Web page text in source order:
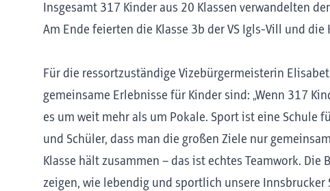
Insgesamt 317 Kinder aus 20 Klassen verwandelten
Am Ende feierten die Klasse 3b der VS Igls-Vill und
Für die ressortzuständige Vizebürgermeisterin
gemeinsame Erlebnisse für Kinder sind: „Wenn 317
es um weit mehr als um Pokale. Sport ist eine Schule
und Schüler, dass man die großen Ziele nur
Klasse hält zusammen – das ist echtes Teamwork.
zeigen, wie lebendig und sportlich unsere